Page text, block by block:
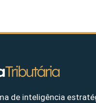
de inteligência